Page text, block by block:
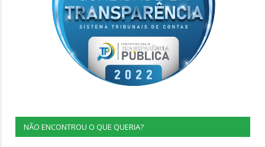
NÃO ENCONTROU O QUE QUERIA?